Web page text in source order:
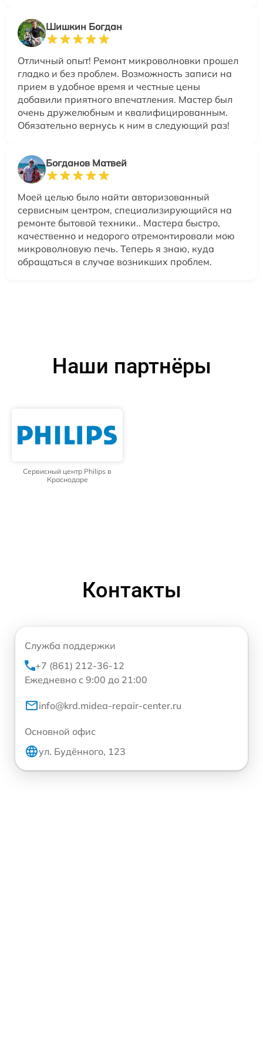
Шишкин Богдан
Отличный опыт! Ремонт микроволновки прошел
гладко и без проблем. Возможность записи на
прием в удобное время и честные цены
добавили приятного впечатления. Мастер был
очень дружелюбным и квалифицированным.
Обязательно вернусь к ним в следующий раз!
Богданов Матвей
Моей целью было найти авторизованный
сервисным центром, специализирующийся на
ремонте бытовой техники.. Мастера быстро,
качественно и недорого отремонтировали мою
микроволновую печь. Теперь я знаю, куда
обращаться в случае возникших проблем.
Наши партнёры
Сервисный центр Philips в
Краснодаре
Контакты
Служба поддержки
+7 (861) 212-36-12
Ежедневно с 9:00 до 21:00
info@krd.midea-repair-center.ru
Основной офис
ул. Будённого, 123